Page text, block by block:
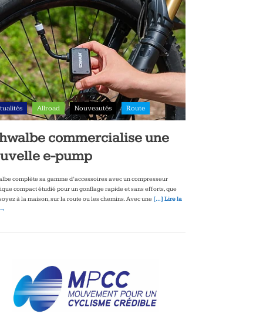
Allroad Nouveautés Route
commercialise une
e-pump
complète sa gamme d’accessoires avec un compresseur
compact étudié pour un gonflage rapide et sans efforts, que
à la maison, sur la route ou les chemins. Avec une […] Lire la